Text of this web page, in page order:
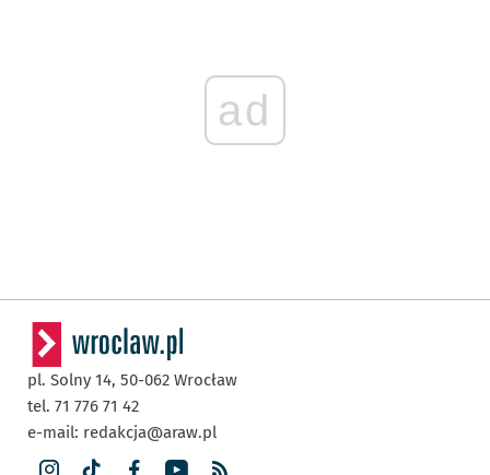
ad
pl. Solny 14, 50-062 Wrocław
tel. 71 776 71 42
e-mail: redakcja@araw.pl